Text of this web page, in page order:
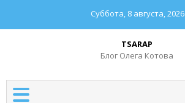
Суббота, 8 августа, 2026
TSARAP
Блог Олега Котова